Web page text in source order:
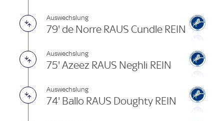
Auswechslung
79' de Norre RAUS Cundle REIN
Auswechslung
75' Azeez RAUS Neghli REIN
Auswechslung
74' Ballo RAUS Doughty REIN